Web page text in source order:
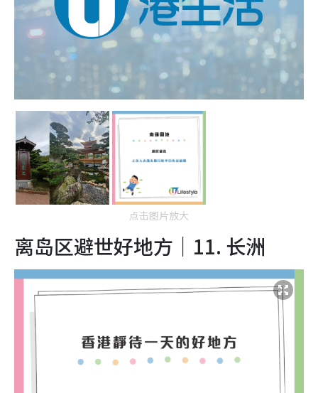
点击图片放大
离岛区避世好地方｜11. 长洲